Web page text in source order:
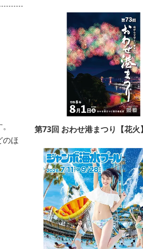
ほ
第73回 おわせ港まつり【花火】